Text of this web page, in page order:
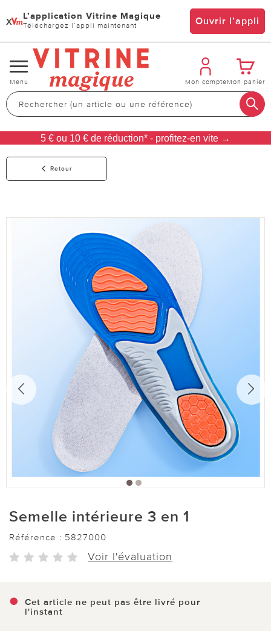
x L’application Vitrine Magique
Téléchargez l’appli maintenant Ouvrir l’appli
Changer
de
navigation
Menu Mon compteMon panier
5 € ou 10 € de réduction* - profitez-en vite →
Retour
Semelle intérieure 3 en 1
Référence : 5827000
Voir l'évaluation
Cet article ne peut pas être livré pour
l'instant